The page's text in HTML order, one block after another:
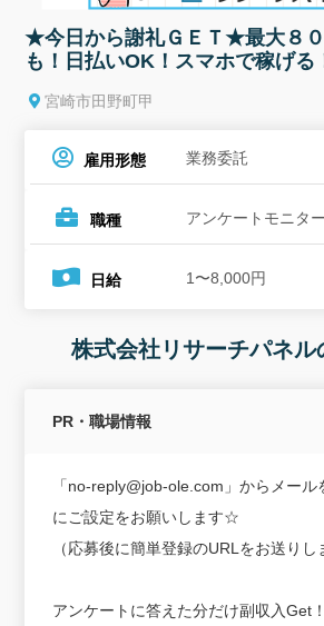
★今日から謝礼ＧＥＴ★最大８
も！日払いOK！スマホで稼げる
宮崎市田野町甲
雇用形態 業務委託
職種 アンケートモニター
日給 1〜8,000円
株式会社リサーチパネル
PR・職場情報
「no-reply@job-ole.com」からメール
にご設定をお願いします☆
（応募後に簡単登録のURLをお送りし
アンケートに答えた分だけ副収入Get！